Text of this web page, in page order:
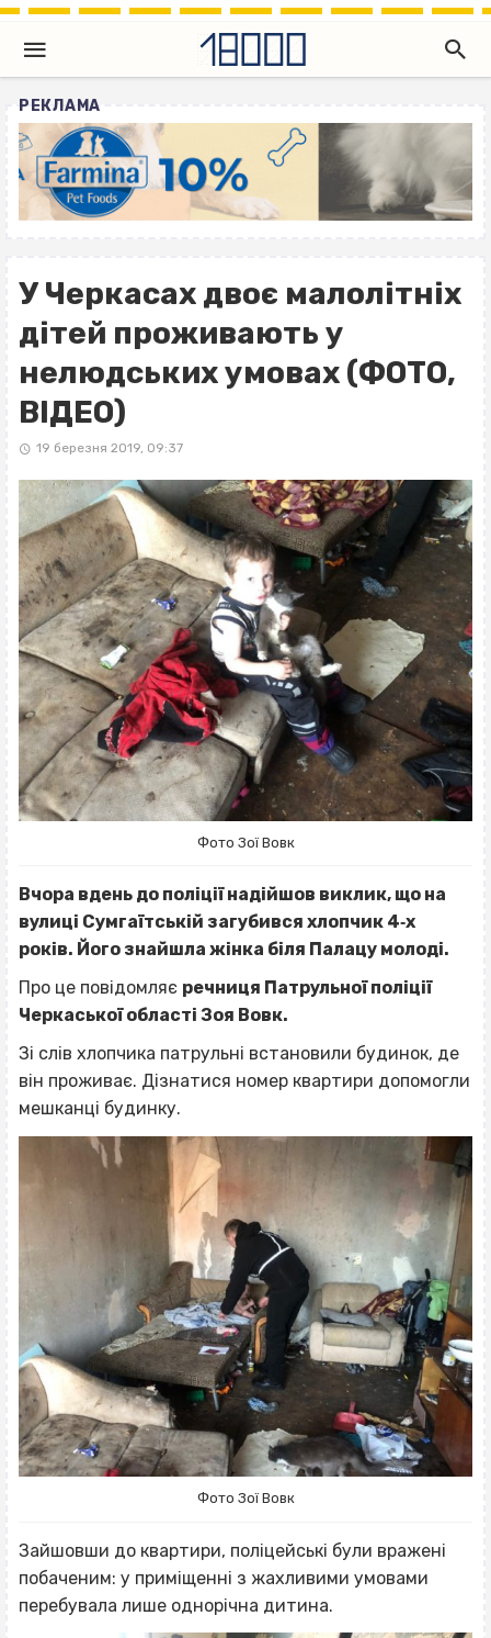
РЕКЛАМА
У Черкасах двоє малолітніх
дітей проживають у
нелюдських умовах (ФОТО,
ВІДЕО)
19 березня 2019, 09:37
Фото Зої Вовк
Вчора вдень до поліції надійшов виклик, що на
вулиці Сумгаїтській загубився хлопчик 4‐х
років. Його знайшла жінка біля Палацу молоді.
Про це повідомляє речниця Патрульної поліції
Черкаської області Зоя Вовк.
Зі слів хлопчика патрульні встановили будинок, де
він проживає. Дізнатися номер квартири допомогли
мешканці будинку.
Фото Зої Вовк
Зайшовши до квартири, поліцейські були вражені
побаченим: у приміщенні з жахливими умовами
перебувала лише однорічна дитина.